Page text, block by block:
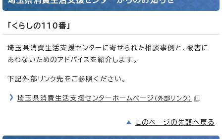
「くらしの110番」
埼玉県消費生活支援センターに寄せられた相談事例と、被害に
あわないためのアドバイスを紹介します。
下記外部リンク先をご参照ください。
埼玉県消費生活支援センターホームページ （外部リンク）
このページの先頭へ戻る